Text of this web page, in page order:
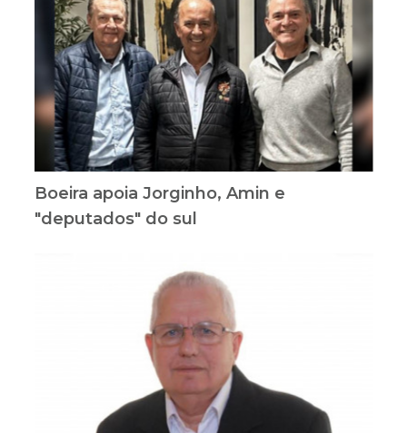
Boeira apoia Jorginho, Amin e
"deputados" do sul